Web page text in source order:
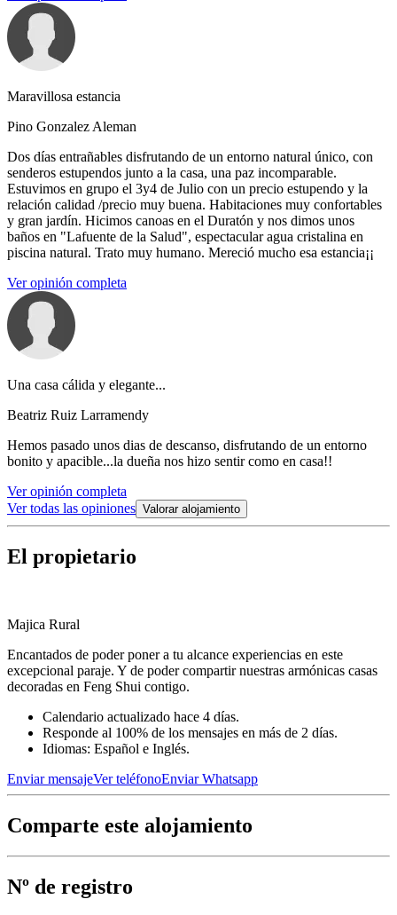
Maravillosa estancia
Pino Gonzalez Aleman
Dos días entrañables disfrutando de un entorno natural único, con
senderos estupendos junto a la casa, una paz incomparable.
Estuvimos en grupo el 3y4 de Julio con un precio estupendo y la
relación calidad /precio muy buena. Habitaciones muy confortables
y gran jardín. Hicimos canoas en el Duratón y nos dimos unos
baños en "Lafuente de la Salud", espectacular agua cristalina en
piscina natural. Trato muy humano. Mereció mucho esa estancia¡¡
Ver opinión completa
Una casa cálida y elegante...
Beatriz Ruiz Larramendy
Hemos pasado unos dias de descanso, disfrutando de un entorno
bonito y apacible...la dueña nos hizo sentir como en casa!!
Ver opinión completa
Ver todas las opiniones Valorar alojamiento
El propietario
Majica Rural
Encantados de poder poner a tu alcance experiencias en este
excepcional paraje. Y de poder compartir nuestras armónicas casas
decoradas en Feng Shui contigo.
Calendario actualizado hace 4 días.
Responde al 100% de los mensajes en más de 2 días.
Idiomas: Español e Inglés.
Enviar mensajeVer teléfonoEnviar Whatsapp
Comparte este alojamiento
Nº de registro